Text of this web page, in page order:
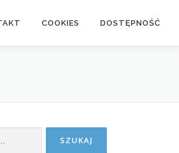
COOKIES DOSTĘPNOŚĆ